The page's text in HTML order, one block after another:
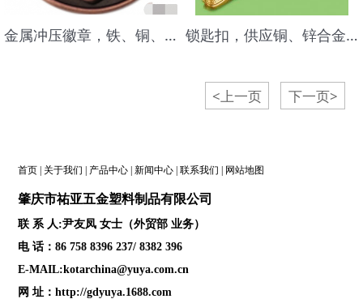
金属冲压徽章，铁、铜、锌合金纪念章、胸针 锁匙扣，供应铜、锌合金假珐琅锁匙扣，锁匙圈
<上一页 下一页>
首页| 关于我们 | 产品中心| 新闻中心| 联系我们 | 网站地图
肇庆市祐亚五金塑料制品有限公司
联 系 人:尹友凤 女士（外贸部 业务）
电 话：86 758 8396 237/ 8382 396
E-MAIL:kotarchina@yuya.com.cn
网 址： http://gdyuya.1688.com